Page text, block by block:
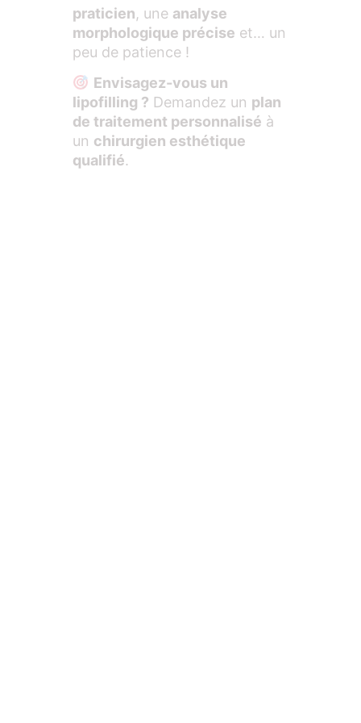
praticien, une analyse
morphologique précise et… un
peu de patience !
Envisagez-vous un
lipofilling ? Demandez un plan
de traitement personnalisé à
un chirurgien esthétique
qualifié.